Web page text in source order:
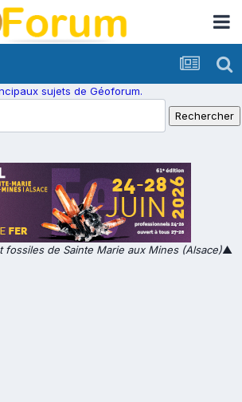
sujets de Géoforum.
fossiles de Sainte Marie aux Mines (Alsace)▲